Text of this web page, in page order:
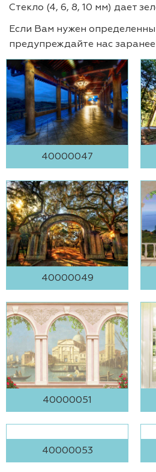
Стекло (4, 6, 8, 10 мм) дает
Если Вам нужен
предупреждайте нас
40000047
40000049
40000051
40000053